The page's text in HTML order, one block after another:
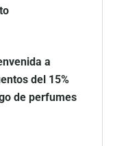
a
del 15%
de perfumes